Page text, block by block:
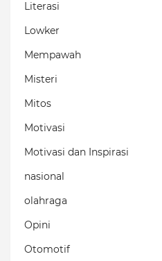
Literasi
Lowker
Mempawah
Misteri
Mitos
Motivasi
Motivasi dan Inspirasi
nasional
olahraga
Opini
Otomotif